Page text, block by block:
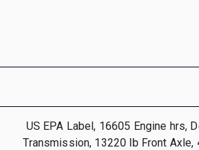
2021 US EPA Label, 16605 Engine
Transmission, 13220 lb Front Axle,